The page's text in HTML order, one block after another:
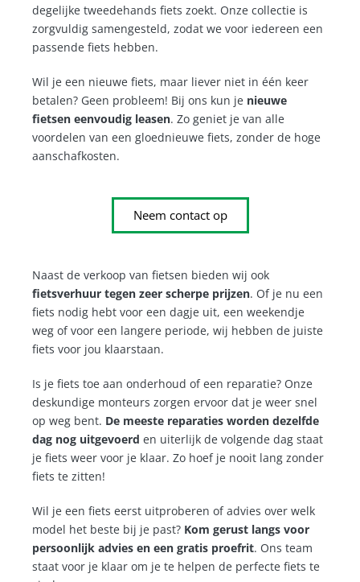
degelijke tweedehands fiets zoekt. Onze collectie is
zorgvuldig samengesteld, zodat we voor iedereen een
passende fiets hebben.
Wil je een nieuwe fiets, maar liever niet in één keer
betalen? Geen probleem! Bij ons kun je nieuwe
fietsen eenvoudig leasen. Zo geniet je van alle
voordelen van een gloednieuwe fiets, zonder de hoge
aanschafkosten.
Neem contact op
Naast de verkoop van fietsen bieden wij ook
fietsverhuur tegen zeer scherpe prijzen. Of je nu een
fiets nodig hebt voor een dagje uit, een weekendje
weg of voor een langere periode, wij hebben de juiste
fiets voor jou klaarstaan.
Is je fiets toe aan onderhoud of een reparatie? Onze
deskundige monteurs zorgen ervoor dat je weer snel
op weg bent. De meeste reparaties worden dezelfde
dag nog uitgevoerd en uiterlijk de volgende dag staat
je fiets weer voor je klaar. Zo hoef je nooit lang zonder
fiets te zitten!
Wil je een fiets eerst uitproberen of advies over welk
model het beste bij je past? Kom gerust langs voor
persoonlijk advies en een gratis proefrit. Ons team
staat voor je klaar om je te helpen de perfecte fiets te